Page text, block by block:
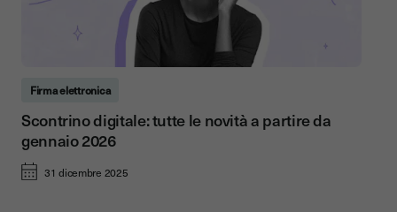
Firma elettronica
Scontrino digitale: tutte le novità a partire da
gennaio 2026
31 dicembre 2025